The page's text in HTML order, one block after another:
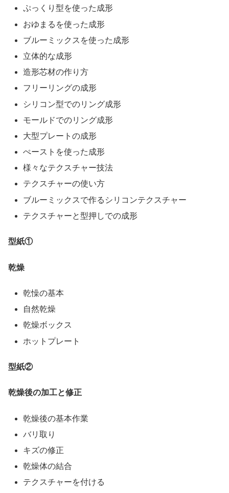
ぷっくり型を使った成形
おゆまるを使った成形
ブルーミックスを使った成形
立体的な成形
造形芯材の作り方
フリーリングの成形
シリコン型でのリング成形
モールドでのリング成形
大型プレートの成形
ぺーストを使った成形
様々なテクスチャー技法
テクスチャーの使い方
ブルーミックスで作るシリコンテクスチャー
テクスチャーと型押しでの成形
型紙①
乾燥
乾懆の基本
自然乾燥
乾燥ボックス
ホットプレート
型紙②
乾燥後の加工と修正
乾燥後の基本作業
バリ取り
キズの修正
乾燥体の結合
テクスチャーを付ける